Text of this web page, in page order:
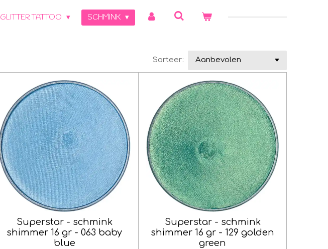
GLITTER TATTOO SCHMINK
Sorteer:
Superstar - schmink
shimmer 16 gr - 063 baby
blue
Superstar - schmink
shimmer 16 gr - 129 golden
green